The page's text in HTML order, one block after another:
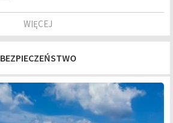
WIĘCEJ
BEZPIECZEŃSTWO